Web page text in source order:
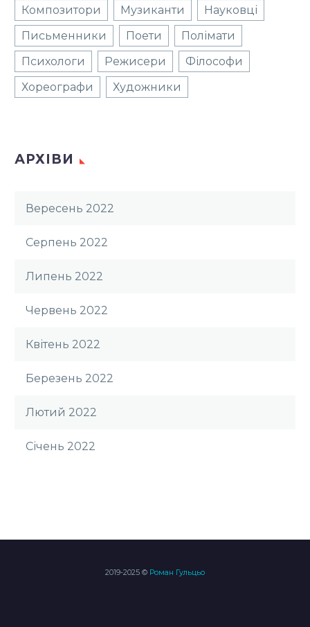
Композитори
Музиканти
Науковці
Письменники
Поети
Полімати
Психологи
Режисери
Філософи
Хореографи
Художники
АРХІВИ
Вересень 2022
Серпень 2022
Липень 2022
Червень 2022
Квітень 2022
Березень 2022
Лютий 2022
Січень 2022
2019-2025 © Роман Гульцьо